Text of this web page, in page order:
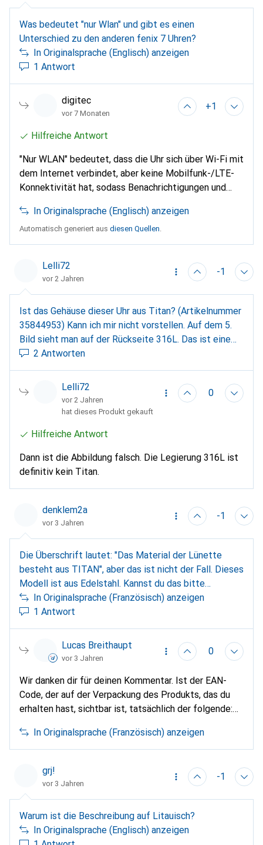
Was bedeutet "nur Wlan" und gibt es einen
Unterschied zu den anderen fenix 7 Uhren?
In Originalsprache (Englisch) anzeigen
1 Antwort
digitec
vor 7 Monaten
+1
Hilfreiche Antwort
"Nur WLAN" bedeutet, dass die Uhr sich über Wi-Fi mit
dem Internet verbindet, aber keine Mobilfunk-/LTE-
Konnektivität hat, sodass Benachrichtigungen und
gekoppeltes Smartphone erfordern. Im Vergleich zu
anderen Fenix 7-Uhren fehlt bei dieser Version LTE für
eine unabhängige mobile Verbindung, während
einigen Nicht-Wi-Fi-Modellen fehlt Wi-Fi auch ganz.
In Originalsprache (Englisch) anzeigen
Automatisch generiert aus diesen Quellen.
Lelli72
vor 2 Jahren
-1
Ist das Gehäuse dieser Uhr aus Titan? (Artikelnummer
35844953) Kann ich mir nicht vorstellen. Auf dem 5.
Bild sieht man auf der Rückseite 316L. Das ist eine
Edelstahl-Legierung.
2 Antworten
Lelli72
vor 2 Jahren
0
hat dieses Produkt gekauft
Hilfreiche Antwort
Dann ist die Abbildung falsch. Die Legierung 316L ist
definitiv kein Titan.
denklem2a
vor 3 Jahren
-1
Die Überschrift lautet: "Das Material der Lünette
besteht aus TITAN", aber das ist nicht der Fall. Dieses
Modell ist aus Edelstahl. Kannst du das bitte
korrigieren?
In Originalsprache (Französisch) anzeigen
1 Antwort
Lucas Breithaupt
vor 3 Jahren
0
Wir danken dir für deinen Kommentar. Ist der EAN-
Code, der auf der Verpackung des Produkts, das du
erhalten hast, sichtbar ist, tatsächlich der folgende:
möglich klären.
In Originalsprache (Französisch) anzeigen
grj!
vor 3 Jahren
-1
Warum ist die Beschreibung auf Litauisch?
In Originalsprache (Englisch) anzeigen